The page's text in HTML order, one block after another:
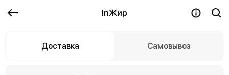
InЖир
Доставка Самовывоз